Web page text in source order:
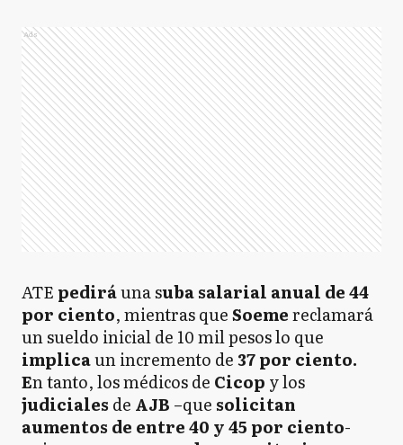
Ads
ATE pediráuna suba salarial anual de 44
por ciento, mientras queSoemereclamará
un sueldo inicial de 10 mil pesos lo que
implicaun incremento de37 por ciento.
En tanto, los médicos de Cicop y los
judiciales de AJB –que solicitan
aumentos de entre 40 y 45 por ciento-